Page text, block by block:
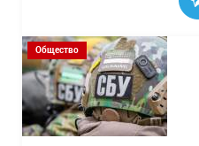
Общество